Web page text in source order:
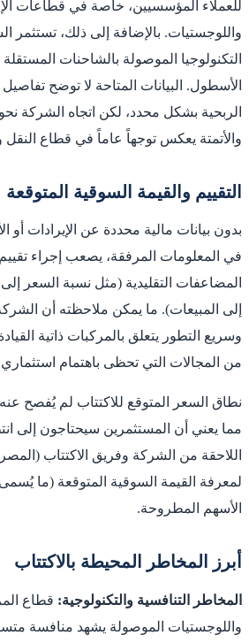
للعملاء المؤسسيين، خاصة في قطاعات
واللوجستيات. بالإضافة إلى ذلك، تستثمر
التكنولوجيا الموصولة بالشاحنات المستقلة
الأسطول. البيانات المتاحة لا توضح تفاصيل
الربحية بشكل محدد، لكن اتجاه الشركة نحو
والأتمتة يعكس توجهاً عاماً في قطاع النقل
التقييم والقيمة السوقية المتوقعة
بدون بيانات مالية محددة عن الإيرادات أو
في المعلومات المرفقة، يصعب إجراء
المضاعفات التقليدية (مثل نسبة السعر إلى
إلى المبيعات). ما يمكن ملاحظته أن
وسريع التطور يتعلق بالمركبات ذاتية
من المجالات التي تحظى باهتمام استثماري
نطاق السعر المتوقع للاكتتاب لم يُفصح عنه
مما يعني أن المستثمرين سيحتاجون إلى
اللاحقة من الشركة وفريق الاكتتاب
الأسهم المطروحة.
أبرز المخاطر المحيطة بالاكتتاب
المخاطر التنافسية والتكنولوجية: قطاع
واللوجستيات الموصولة يشهد منافسة